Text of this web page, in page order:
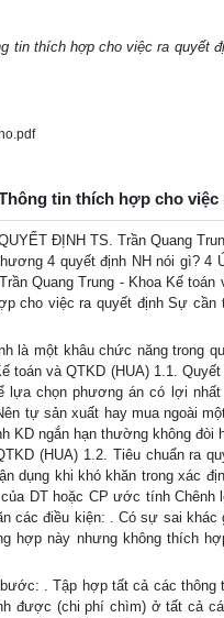
tin thích hợp cho việc ra quyết
tin thích hợp cho việc
ĐỊNH TS. Trần Quang
4 quyết định NH nói gì? 4
Quang Trung - Khoa Kế
cho việc ra quyết định Sự
là một khâu chức năng trong
toán và QTKD (HUA) 1.1.
chọn phương án có lợi
tự sản xuất hay mua ngoài
KD ngắn hạn thường không
(HUA) 1.2. Tiêu chuẩn ra
dụng khi khó khăn trong xác
DT hoặc CP ước tính
các điều kiện: . Có sự sai
hợp này nhưng không thích
. Tập hợp tất cả các thông
được (chi phí chìm) ở tất cả